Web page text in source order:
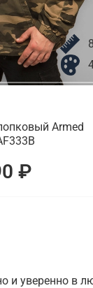
8
Armed
₽
и уверенно в